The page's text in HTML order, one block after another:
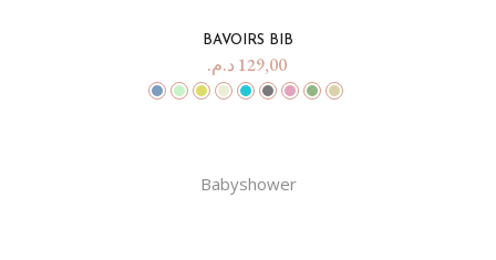
BAVOIRS BIB
129,00 د.م.
Babyshower